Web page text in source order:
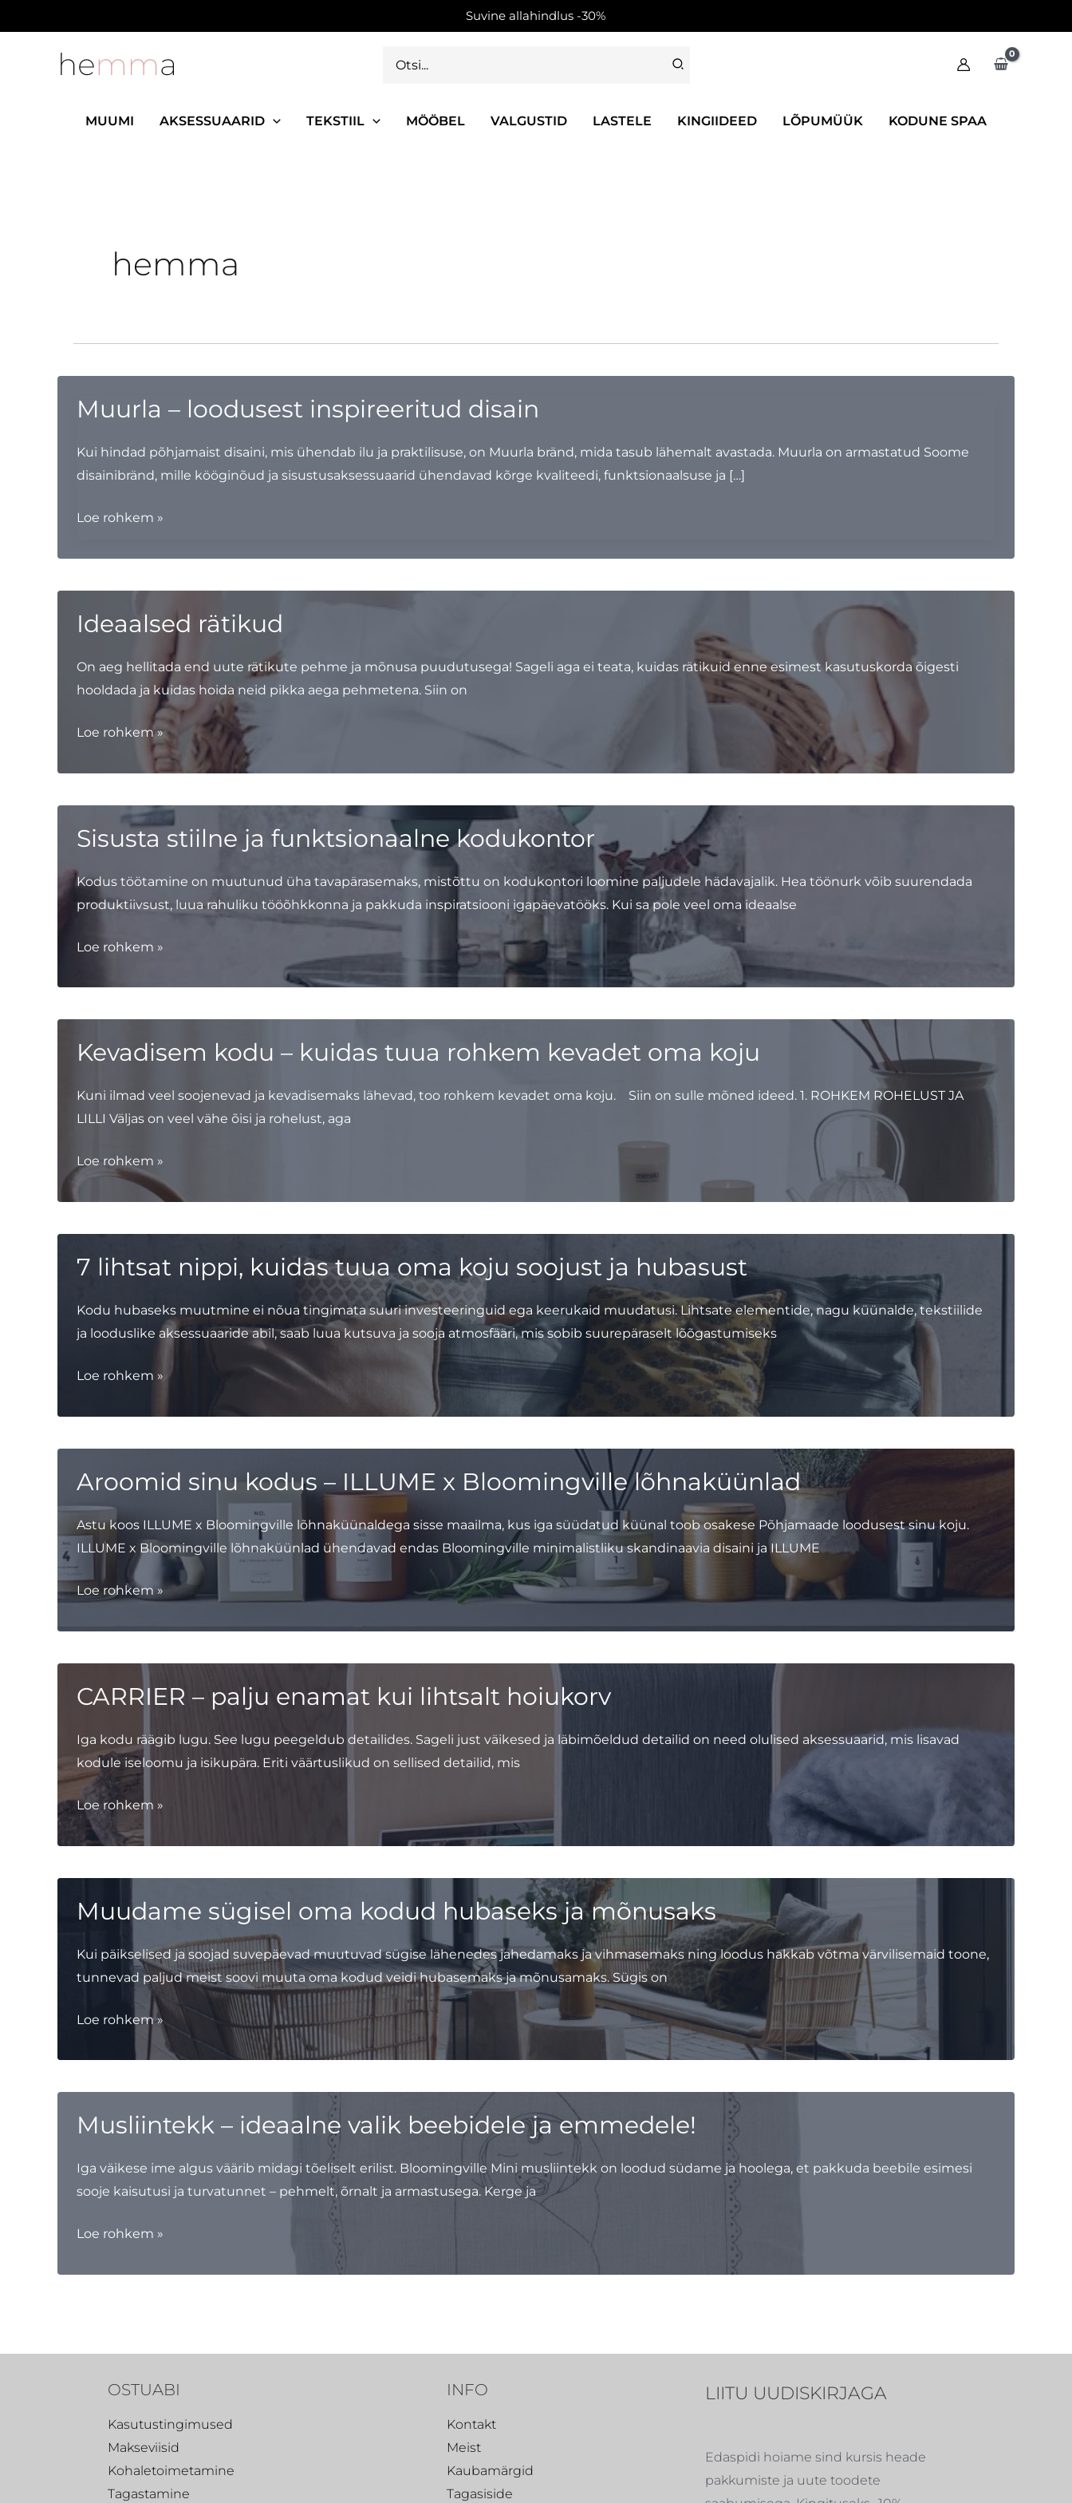
to
for:
MUUMI AKSESSUAARID TEKSTIIL MÖÖBEL VALGUSTID LASTELE KINGIIDEED LÕPUMÜÜK KODUNE SPAA
hemma
Muurla – loodusest inspireeritud disain
Kui hindad põhjamaist disaini, mis ühendab ilu ja praktilisuse, on Muurla bränd, mida tasub lähemalt avastada. Muurla on armastatud Soome
disainibränd, mille kööginõud ja sisustusaksessuaarid ühendavad kõrge kvaliteedi, funktsionaalsuse ja […]
Muurla
loodusest
Loe rohkem »
Ideaalsed rätikud
On aeg hellitada end uute rätikute pehme ja mõnusa puudutusega! Sageli aga ei teata, kuidas rätikuid enne esimest kasutuskorda õigesti
hooldada ja kuidas hoida neid pikka aega pehmetena. Siin on
Ideaalsed
Loe rohkem »
Sisusta stiilne ja funktsionaalne kodukontor
Kodus töötamine on muutunud üha tavapärasemaks, mistõttu on kodukontori loomine paljudele hädavajalik. Hea töönurk võib suurendada
produktiivsust, luua rahuliku tööõhkkonna ja pakkuda inspiratsiooni igapäevatööks. Kui sa pole veel oma ideaalse
Sisusta
ja
Loe rohkem »
Kevadisem kodu – kuidas tuua rohkem kevadet oma koju
Kuni ilmad veel soojenevad ja kevadisemaks lähevad, too rohkem kevadet oma koju. Siin on sulle mõned ideed. 1. ROHKEM ROHELUST JA
LILLI Väljas on veel vähe õisi ja rohelust, aga
Kevadisem
–
rohkem
koju
Loe rohkem »
7 lihtsat nippi, kuidas tuua oma koju soojust ja hubasust
Kodu hubaseks muutmine ei nõua tingimata suuri investeeringuid ega keerukaid muudatusi. Lihtsate elementide, nagu küünalde, tekstiilide
ja looduslike aksessuaaride abil, saab luua kutsuva ja sooja atmosfääri, mis sobib suurepäraselt lõõgastumiseks
7
nippi,
oma
koju
soojust
hubasust
Loe rohkem »
Aroomid sinu kodus – ILLUME x Bloomingville lõhnaküünlad
Astu koos ILLUME x Bloomingville lõhnaküünaldega sisse maailma, kus iga süüdatud küünal toob osakese Põhjamaade loodusest sinu koju.
ILLUME x Bloomingville lõhnaküünlad ühendavad endas Bloomingville minimalistliku skandinaavia disaini ja ILLUME
Aroomid
kodus
x
lõhnaküünlad
Loe rohkem »
CARRIER – palju enamat kui lihtsalt hoiukorv
Iga kodu räägib lugu. See lugu peegeldub detailides. Sageli just väikesed ja läbimõeldud detailid on need olulised aksessuaarid, mis lisavad
kodule iseloomu ja isikupära. Eriti väärtuslikud on sellised detailid, mis
CARRIER
palju
lihtsalt
Loe rohkem »
Muudame sügisel oma kodud hubaseks ja mõnusaks
Kui päikselised ja soojad suvepäevad muutuvad sügise lähenedes jahedamaks ja vihmasemaks ning loodus hakkab võtma värvilisemaid toone,
tunnevad paljud meist soovi muuta oma kodud veidi hubasemaks ja mõnusamaks. Sügis on
Muudame
oma
ja
Loe rohkem »
Musliintekk – ideaalne valik beebidele ja emmedele!
Iga väikese ime algus väärib midagi tõeliselt erilist. Bloomingville Mini musliintekk on loodud südame ja hoolega, et pakkuda beebile esimesi
sooje kaisutusi ja turvatunnet – pehmelt, õrnalt ja armastusega. Kerge ja
Musliintekk
ideaalne
Loe rohkem »
OSTUABI
Kasutustingimused
Makseviisid
Kohaletoimetamine
Tagastamine
INFO
Kontakt
Meist
Kaubamärgid
Tagasiside
LIITU UUDISKIRJAGA
Edaspidi hoiame sind kursis heade
pakkumiste ja uute toodete
Suvine allahindlus -30%